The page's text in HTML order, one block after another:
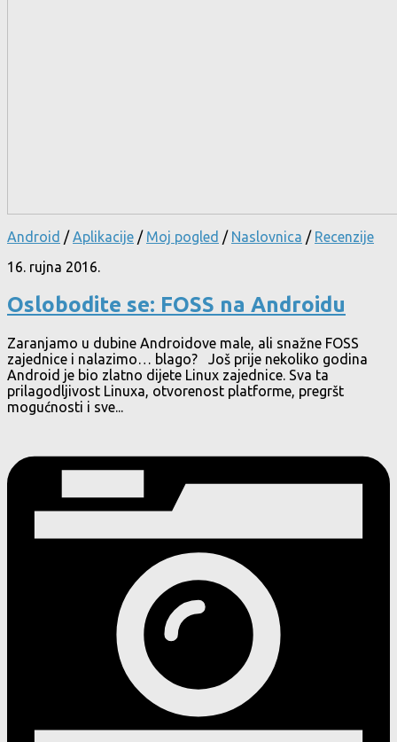
Android /Aplikacije / Moj pogled / Naslovnica / Recenzije
16. rujna 2016.
Oslobodite se: FOSS na Androidu
Zaranjamo u dubine Androidove male, ali snažne FOSS
zajednice i nalazimo… blago? Još prije nekoliko godina
Android je bio zlatno dijete Linux zajednice. Sva ta
prilagodljivost Linuxa, otvorenost platforme, pregršt
mogućnosti i sve...